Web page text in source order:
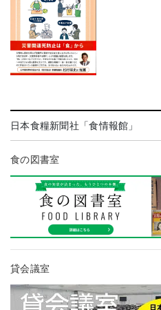
日本食糧新聞社「食情報館」
食の図書室
貸会議室